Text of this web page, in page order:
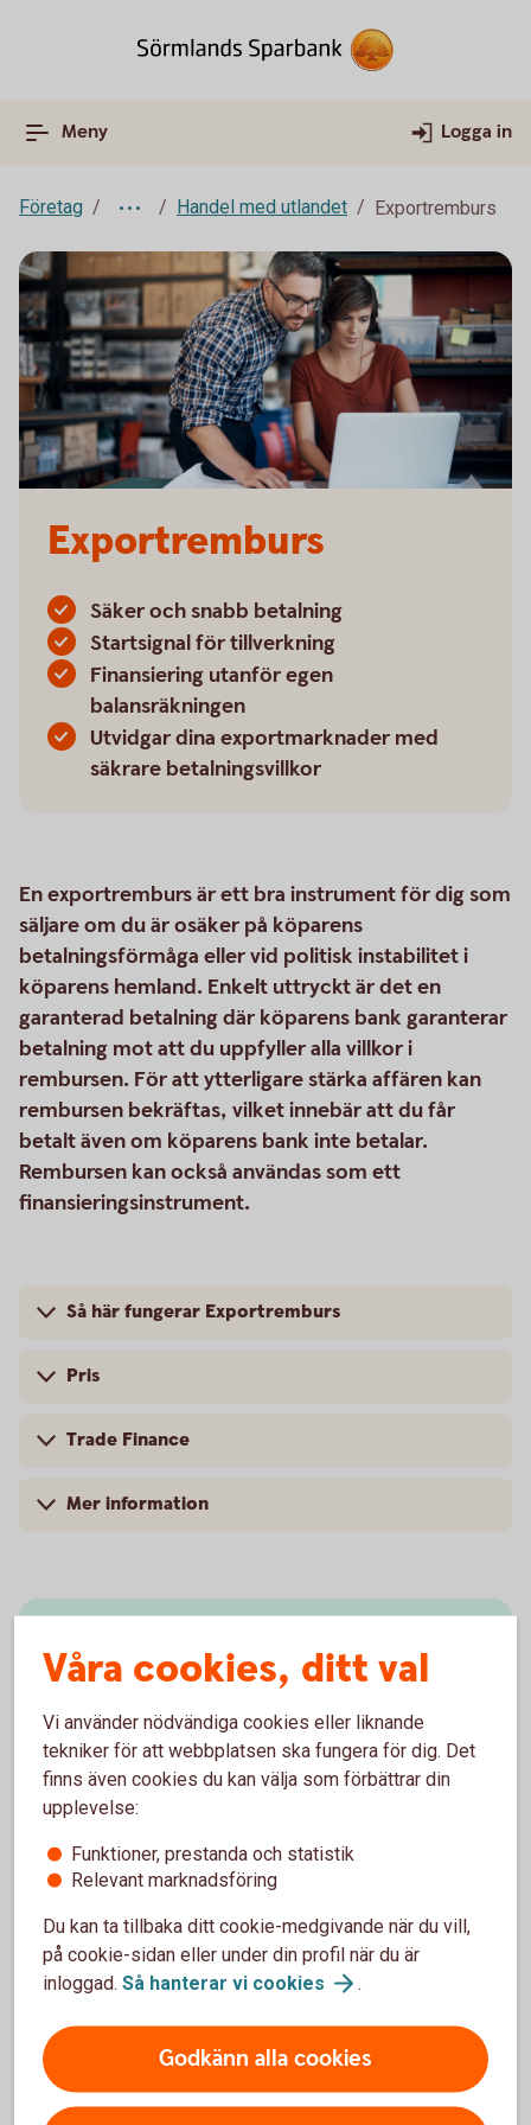
Meny Logga in
Företag Handel med utlandet Exportremburs
Exportremburs
Säker och snabb betalning
Startsignal för tillverkning
Finansiering utanför egen
balansräkningen
Utvidgar dina exportmarknader med
säkrare betalningsvillkor
En exportremburs är ett bra instrument för dig som
säljare om du är osäker på köparens
betalningsförmåga eller vid politisk instabilitet i
köparens hemland. Enkelt uttryckt är det en
garanterad betalning där köparens bank garanterar
betalning mot att du uppfyller alla villkor i
rembursen. För att ytterligare stärka affären kan
rembursen bekräftas, vilket innebär att du får
betalt även om köparens bank inte betalar.
Rembursen kan också användas som ett
finansieringsinstrument.
Så här fungerar Exportremburs
Pris
Trade Finance
Mer information
Skaffa tjänsten
Exportremburs beställs av köparen i respektive land.
Kontakta Export and Trade Finance för information
om vilka banker och länder som Swedbank
samarbetar med.
Vanliga frågor och svar
När får jag betalt under en exportremburs?
Våra cookies, ditt val
Vi använder nödvändiga cookies eller liknande
tekniker för att webbplatsen ska fungera för dig. Det
finns även cookies du kan välja som förbättrar din
upplevelse:
Funktioner, prestanda och statistik
Relevant marknadsföring
Du kan ta tillbaka ditt cookie-medgivande när du vill,
på cookie-sidan eller under din profil när du är
inloggad. Så hanterar vi cookies .
Godkänn alla cookies